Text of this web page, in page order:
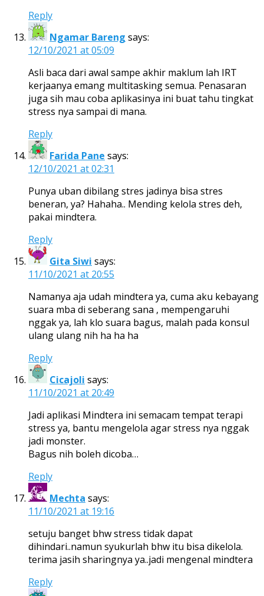
Reply
Ngamar Bareng says:
12/10/2021 at 05:09
Asli baca dari awal sampe akhir maklum lah IRT
kerjaanya emang multitasking semua. Penasaran
juga sih mau coba aplikasinya ini buat tahu tingkat
stress nya sampai di mana.
Reply
Farida Pane says:
12/10/2021 at 02:31
Punya uban dibilang stres jadinya bisa stres
beneran, ya? Hahaha.. Mending kelola stres deh,
pakai mindtera.
Reply
Gita Siwi says:
11/10/2021 at 20:55
Namanya aja udah mindtera ya, cuma aku kebayang
suara mba di seberang sana , mempengaruhi
nggak ya, lah klo suara bagus, malah pada konsul
ulang ulang nih ha ha ha
Reply
Cicajoli says:
11/10/2021 at 20:49
Jadi aplikasi Mindtera ini semacam tempat terapi
stress ya, bantu mengelola agar stress nya nggak
jadi monster.
Bagus nih boleh dicoba…
Reply
Mechta says:
11/10/2021 at 19:16
setuju banget bhw stress tidak dapat
dihindari..namun syukurlah bhw itu bisa dikelola.
terima jasih sharingnya ya..jadi mengenal mindtera
Reply